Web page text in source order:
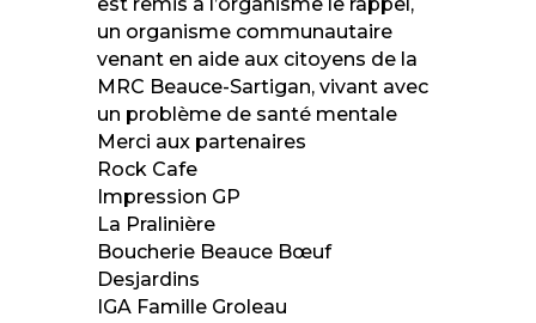
est remis à l’organisme le rappel,
un organisme communautaire
venant en aide aux citoyens de la
MRC Beauce-Sartigan, vivant avec
un problème de santé mentale
Merci aux partenaires
Rock Cafe
Impression GP
La Pralinière
Boucherie Beauce Bœuf
Desjardins
IGA Famille Groleau